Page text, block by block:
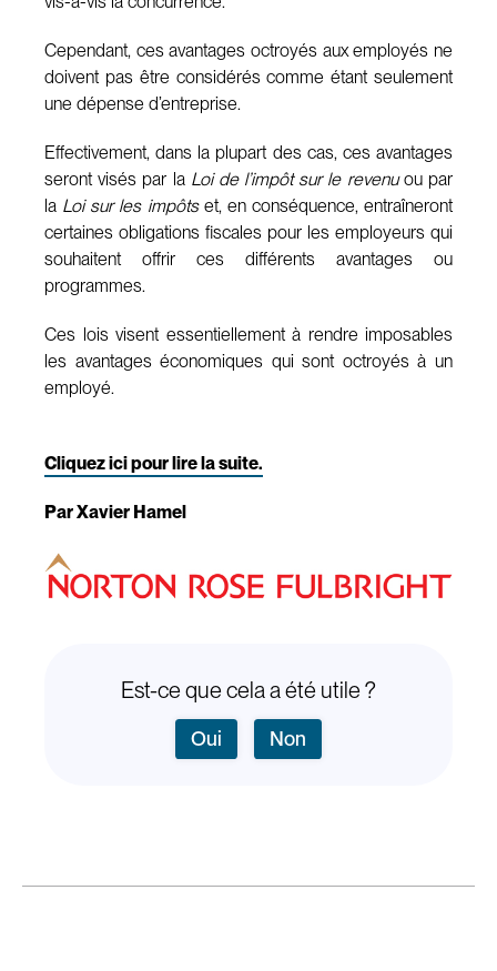
Cependant, ces avantages octroyés aux employés ne
doivent pas être considérés comme étant seulement
une dépense d’entreprise.
Effectivement, dans la plupart des cas, ces avantages
seront visés par la Loi de l’impôt sur le revenuou par
la Loi sur les impôtset, en conséquence, entraîneront
certaines obligations fiscales pour les employeurs qui
souhaitent offrir ces différents avantages ou
programmes.
Ces lois visent essentiellement à rendre imposables
les avantages économiques qui sont octroyés à un
employé.
Cliquez ici pour lire la suite.
Par Xavier Hamel
Est-ce que cela a été utile ?
Oui Non